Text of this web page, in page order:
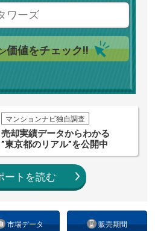
市場データ 販売期間
価値をチェック!!
マンションナビ独自調査
売却実績データからわかる
”東京都のリアル”を公開中
ートを読む